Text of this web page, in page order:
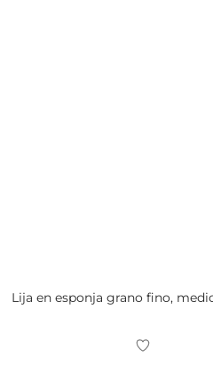
Lija en esponja grano fino,